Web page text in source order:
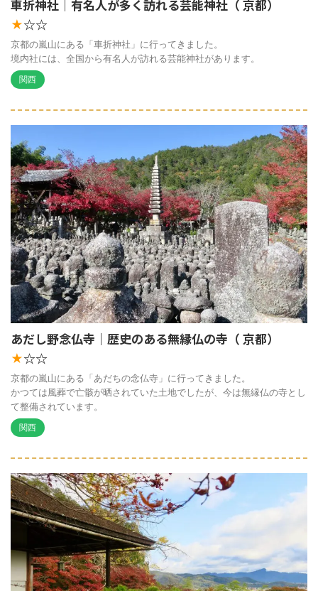
車折神社｜有名人が多く訪れる芸能神社（ 京都）
★☆☆
京都の嵐山にある「車折神社」に行ってきました。
境内社には、全国から有名人が訪れる芸能神社があります。
関西
あだし野念仏寺｜歴史のある無縁仏の寺（ 京都）
★☆☆
京都の嵐山にある「あだちの念仏寺」に行ってきました。
かつては風葬で亡骸が晒されていた土地でしたが、今は無縁仏の寺とし
て整備されています。
関西